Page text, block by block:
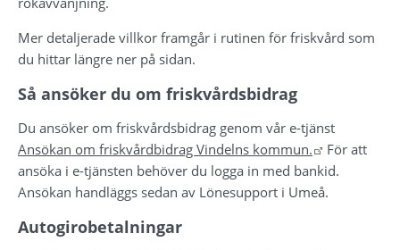
Mer detaljerade villkor framgår i rutinen för friskvård som
du hittar längre ner på sidan.
Så ansöker du om friskvårdsbidrag
Ansökan om friskvårdbidrag Vindelns kommun.
Länk till
För att
ansöka i e-tjänsten behöver du logga in med bankid.
Ansökan handläggs sedan av Lönesupport i Umeå.
Autogirobetalningar